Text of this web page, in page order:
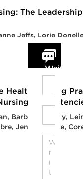
The Leadership
Jeffs, Lorie
Health Nursing
Barbara Chyzzy,
Jennifer Little,
Write